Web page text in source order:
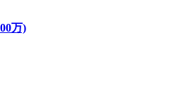
万)